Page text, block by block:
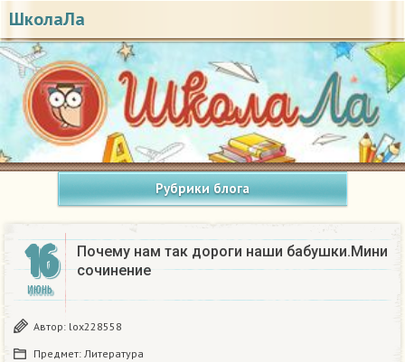
ШколаЛа
Рубрики блога
16
ИЮНЬ
Почему нам так дороги наши бабушки.Мини
сочинение
Автор: lox228558
Предмет: Литература